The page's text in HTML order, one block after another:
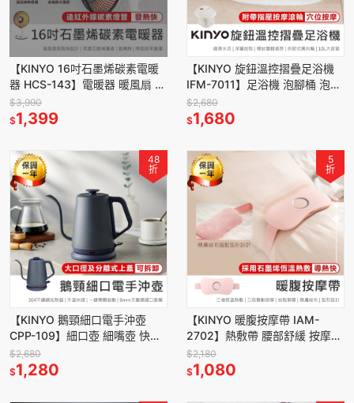
【KINYO 16吋石墨烯碳素電暖
器 HCS-143】電暖器 暖風扇 電
暖扇 兩段溫控 暖氣 暖風 自動擺
頭 石墨烯
$3,990
$1,399
【KINYO 旋鈕溫控摺疊足浴機
IFM-7011】足浴機 泡腳桶 泡腳
機 足浴盆 加熱泡腳機 恆溫按摩
摺疊泡腳機
$2,680
$1,680
48
折
【KINYO 鵝頸細口電手沖壺
CPP-109】細口壺 細嘴壺 快煮
壺 細口手沖壺 電手沖壺 手沖咖
啡壺 細嘴手沖壺
$2,680
$1,280
5
折
【KINYO 暖腹按摩帶 IAM-
2702】熱敷帶 腰部舒緩 按摩帶
暖腹帶 腰部按摩 暖宮腰帶 發熱
腰帶 暖宮按摩器
$2,180
$1,080